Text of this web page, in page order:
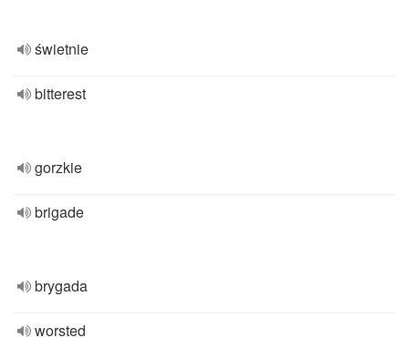
świetnie
bitterest
gorzkie
brigade
brygada
worsted